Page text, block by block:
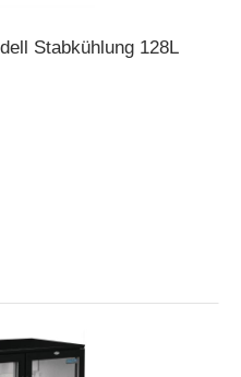
Stabkühlung 128L